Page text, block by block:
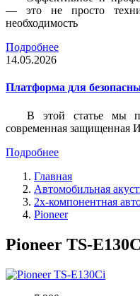
— это не просто
необходимость
Подробнее
14.05.2026
Платформа для
В этой статье мы
современная защищенная
Подробнее
Главная
Автомобильная
2х-компонентная
Pioneer
Pioneer TS-